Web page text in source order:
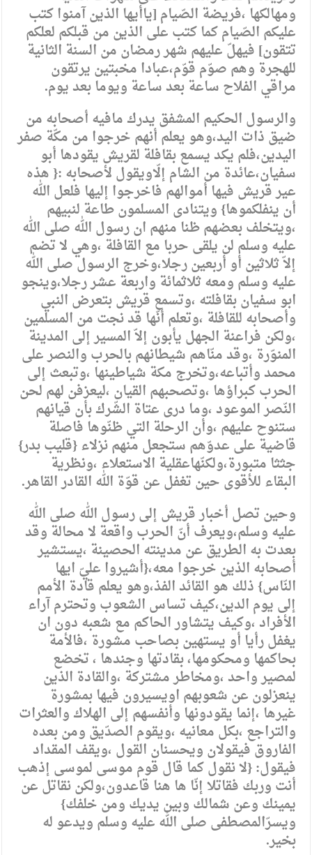
ومهالكها ،فريضة الصّيام [ياأيها الذين آمنوا كتب
عليكم الصّيام كما كتب على الذين من قبلكم لعلكم
تتقون] فيهلّ عليهم شهر رمضان من السنة الثانية
للهجرة وهم صوّم قوّم،عبادا مخبتين يرتقون
مراقي الفلاح ساعة بعد ساعة ويوما بعد يوم.
والرسول الحكيم المشفق يدرك مافيه أصحابه من
ضيق ذات اليد،وهو يعلم أنهم خرجوا من مكّة صفر
اليدين،فلم يكد يسمع بقافلة لقريش يقودها أبو
سفيان،عائدة من الشام إلّاويقول لأصحابه :{ هذه
عير قريش فيها أموالهم فاخرجوا إليها فلعل الله
أن ينفلكموها} ويتنادى المسلمون طاعة لنبيهم
،ويتخلف بعضهم ظنا منهم ان رسول الله صلى الله
عليه وسلم لن يلقى حربا مع القافلة ،وهي لا تضم
إلاّ ثلاثين أو أربعين رجلا،وخرج الرسول صلى الله
عليه وسلم ومعه ثلاثمائة واربعة عشر رجلا،وينجو
ابو سفيان بقافلته ،وتسمع قريش بتعرض النبي
وأصحابه للقافلة ،وتعلم أنّها قد نجت من المسلمين
،ولكن فراعنة الجهل يأبون إلاّ المسير إلى المدينة
المنوّرة ،وقد منّاهم شيطانهم بالحرب والنصر على
محمد وأتباعه،وتخرج مكة شياطينها ،وتبعث إلى
الحرب كبراؤها ،وتصحبهم القيان ،ليعزفن لهم لحن
النّصر الموعود ،وما درى عتاة الشّرك بأن قيانهم
ستنوح عليهم ،وأن الرحلة التي ظنّوها فاصلة
قاضية على عدوّهم ستجعل منهم نزلاء {قليب بدر}
جثثا متبورة،ولكنّهاعقلية الاستعلاء ،ونظرية
البقاء للأقوى حين تغفل عن قوّة الله القادر القاهر.
وحين تصل أخبار قريش إلى رسول الله صلى الله
عليه وسلم،ويعرف أنّ الحرب واقعة لا محالة وقد
بعدت به الطريق عن مدينته الحصينة ،يستشير
أصحابه الذين خرجوا معه،{أشيروا عليّ ايها
النّاس} ذلك هو القائد الفذ،وهو يعلم قادة الأمم
إلى يوم الدين،كيف تساس الشعوب وتحترم آراء
الأفراد ،وكيف يتشاور الحاكم مع شعبه دون ان
يغفل رأيا أو يستهين بصاحب مشورة ،فالأمة
بحاكمها ومحكومها، بقادتها وجندها ، تخضع
لمصير واحد ،ومخاطر مشتركة ،والقادة الذين
ينعزلون عن شعوبهم اويسيرون فيها بمشورة
غيرها ،إنما يقودونها وأنفسهم إلى الهلاك والعثرات
والتراجع ،بكل معانيه ،ويقوم الصدّيق ومن بعده
الفاروق فيقولان ويحسنان القول ،ويقف المقداد
فيقول: {لا نقول كما قال قوم موسى لموسى إذهب
أنت وربك فقاتلا إنّا ها هنا قاعدون،ولكن نقاتل عن
يمينك وعن شمالك وبين يديك ومن خلفك}
ويسرّالمصطفى صلى الله عليه وسلم ويدعو له
بخير.